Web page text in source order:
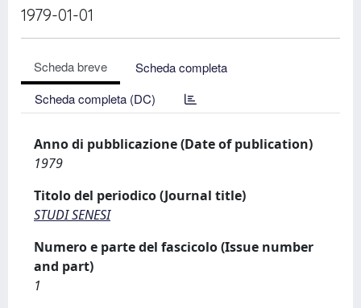
1979-01-01
Scheda breve
Scheda completa
Scheda completa (DC)
Anno di pubblicazione (Date of publication)
1979
Titolo del periodico (Journal title)
STUDI SENESI
Numero e parte del fascicolo (Issue number
and part)
1